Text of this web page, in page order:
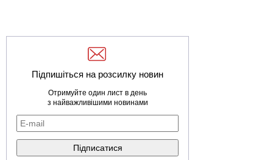
Підпишіться на розсилку новин
Отримуйте один лист в день
з найважливішими новинами